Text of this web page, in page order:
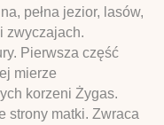
pełna jezior, lasów,
zwyczajach.
Pierwsza część
mierze
korzeni Żygas.
strony matki. Zwraca